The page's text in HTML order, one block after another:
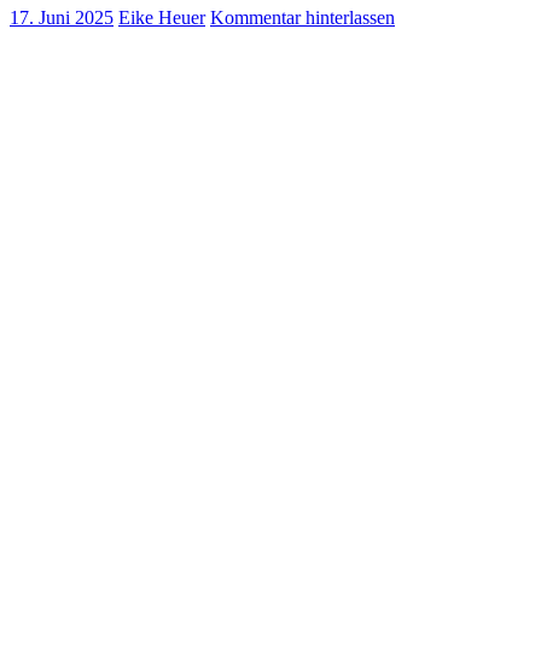
17. Juni 2025 Eike Heuer Kommentar hinterlassen